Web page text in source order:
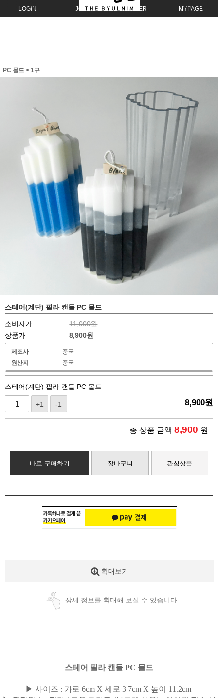
LOGIN JOIN ORDER MYPAGE
PC 몰드 > 1구
스테어(계단) 필라 캔들 PC 몰드
소비자가
11,000원
상품가
8,900원
제조사
중국
원산지
중국
스테어(계단) 필라 캔들 PC 몰드
+1 -1 8,900원
총 상품 금액 8,900 원
바로 구매하기 장바구니 관심상품
확대보기
상세 정보를 확대해 보실 수 있습니다
스테어 필라 캔들 PC 몰드
▶ 사이즈 : 가로 6cm X 세로 3.7cm X 높이 11.2cm